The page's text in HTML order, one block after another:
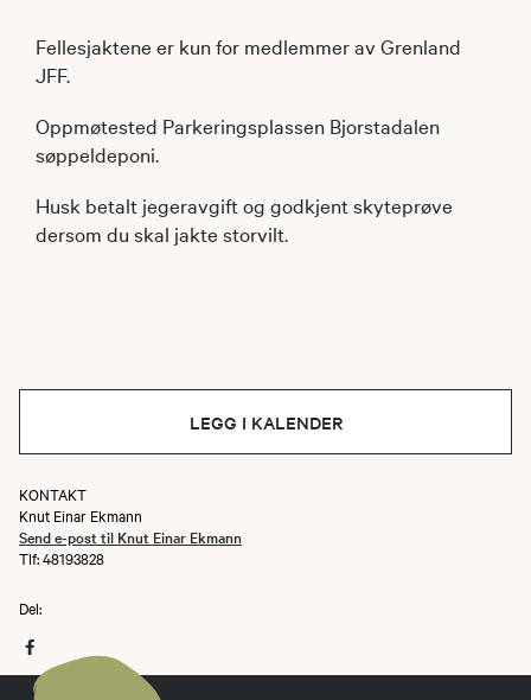
Fellesjaktene er kun for medlemmer av Grenland
JFF.
Oppmøtested Parkeringsplassen Bjorstadalen
søppeldeponi.
Husk betalt jegeravgift og godkjent skyteprøve
dersom du skal jakte storvilt.
LEGG I KALENDER
KONTAKT
Knut Einar Ekmann
Send e-post til Knut Einar Ekmann
Tlf: 48193828
Del: